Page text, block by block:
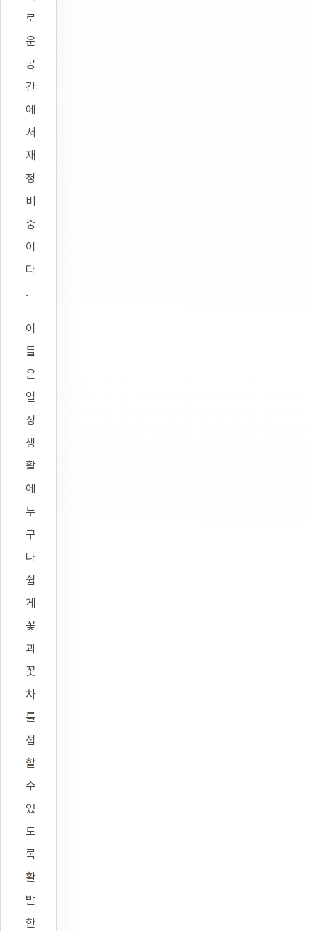
로
운
공
간
에
서
재
정
비
중
이
다
.
이
들
은
일
상
생
활
에
누
구
나
쉽
게
꽃
과
꽃
차
를
접
할
수
있
도
록
활
발
한